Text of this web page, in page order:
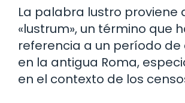
La palabra lustro proviene
«lustrum», un término que
referencia a un período de
en la antigua Roma,
en el contexto de los